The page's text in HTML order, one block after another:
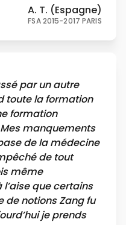
A. T. (Espagne)
FSA 2015-2017 PARIS
par un autre
toute la formation
formation
manquements
de la médecine
de tout
même
l’aise que certains
de notions Zang fu
je prends